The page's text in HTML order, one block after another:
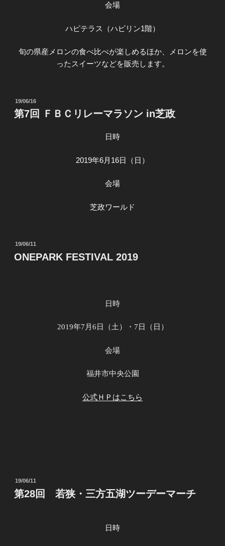
会場
ハピテラス（ハピリン1階）
旬の県産メロンの食べ比べが楽しめるほか、メロンを使
ったスイーツなどを販売します。
投
稿
日:
19/06/16
第7回 ＦＢＣリレーマラソン in芝政
日時
2019年6月16日（日）
会場
芝政ワールド
投
稿
日:
19/06/11
ONEPARK FESTIVAL 2019
日時
2019年7 月 6 日（土）・ 7 日（日）
会場
福井市中央公園
公式ＨＰはこちら
投
稿
日:
19/06/11
第28回 若狭・三方五湖ツーデーマーチ
日時